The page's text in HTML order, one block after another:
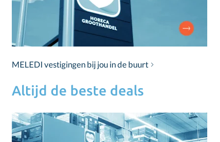
MELEDI vestigingen bij jou in de buurt
Altijd de beste deals